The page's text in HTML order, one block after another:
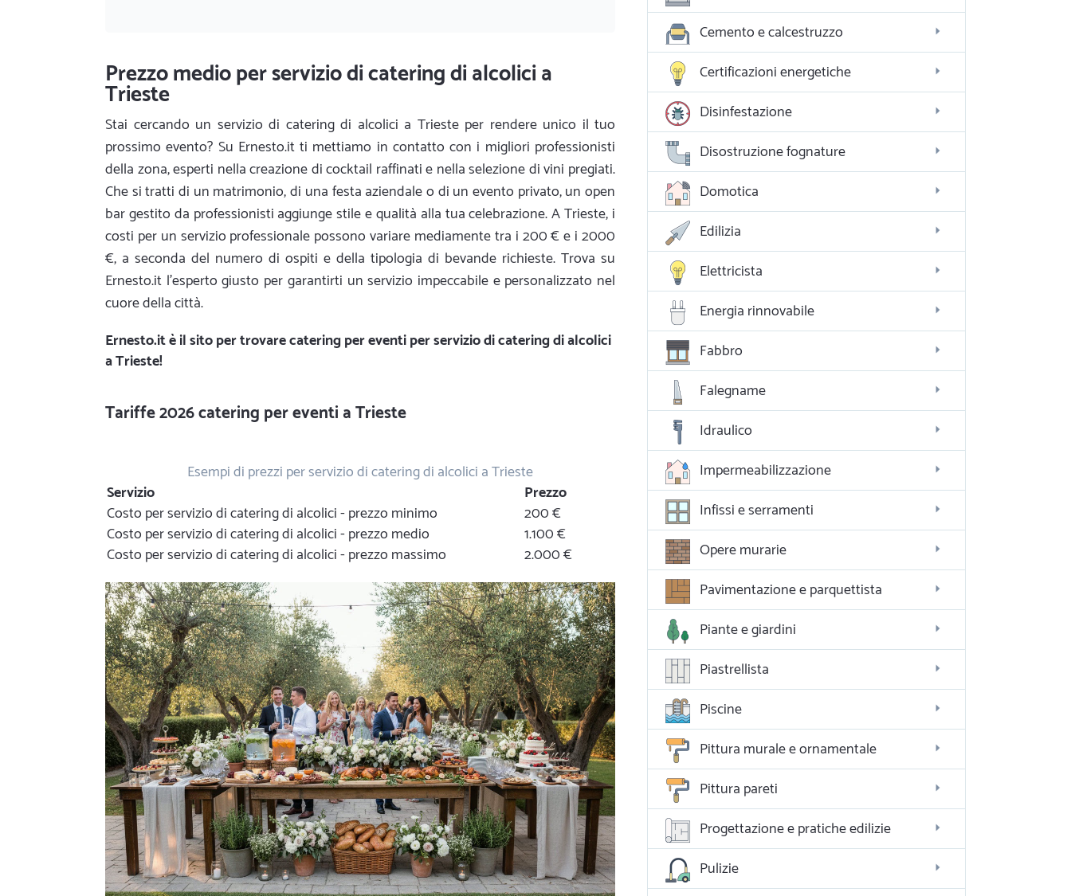
Prezzo medio per servizio di catering di alcolici a
Trieste
Stai cercando un servizio di catering di alcolici a Trieste per rendere unico il tuo
prossimo evento? Su Ernesto.it ti mettiamo in contatto con i migliori professionisti
della zona, esperti nella creazione di cocktail raffinati e nella selezione di vini pregiati.
Che si tratti di un matrimonio, di una festa aziendale o di un evento privato, un open
bar gestito da professionisti aggiunge stile e qualità alla tua celebrazione. A Trieste, i
costi per un servizio professionale possono variare mediamente tra i 200 € e i 2000
€, a seconda del numero di ospiti e della tipologia di bevande richieste. Trova su
Ernesto.it l'esperto giusto per garantirti un servizio impeccabile e personalizzato nel
cuore della città.
Ernesto.itè il sito per trovare catering per eventi per servizio di catering di alcolici
a Trieste!
Tariffe 2026 catering per eventi a Trieste
Esempi di prezzi per servizio di catering di alcolici a Trieste
Servizio
Prezzo
Costo per servizio di catering di alcolici - prezzo minimo
200 €
Costo per servizio di catering di alcolici - prezzo medio
1.100 €
Costo per servizio di catering di alcolici - prezzo massimo
2.000 €
Cemento e calcestruzzo
Certificazioni energetiche
Disinfestazione
Disostruzione fognature
Domotica
Edilizia
Elettricista
Energia rinnovabile
Fabbro
Falegname
Idraulico
Impermeabilizzazione
Infissi e serramenti
Opere murarie
Pavimentazione e parquettista
Piante e giardini
Piastrellista
Piscine
Pittura murale e ornamentale
Pittura pareti
Progettazione e pratiche edilizie
Pulizie